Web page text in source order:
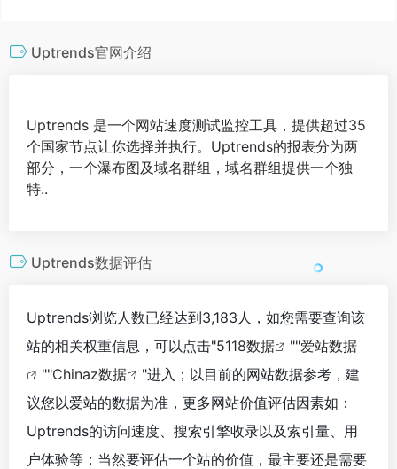
Uptrends官网介绍
Uptrends 是一个网站速度测试监控工具，提供超过35
个国家节点让你选择并执行。Uptrends的报表分为两
部分，一个瀑布图及域名群组，域名群组提供一个独
特..
Uptrends数据评估
Uptrends浏览人数已经达到3,183人，如您需要查询该
站的相关权重信息，可以点击"5118数据 ""爱站数据
""Chinaz数据
"进入；以目前的网站数据参考，建
议您以爱站的数据为准，更多网站价值评估因素如：
Uptrends的访问速度、搜索引擎收录以及索引量、用
户体验等；当然要评估一个站的价值，最主要还是需要